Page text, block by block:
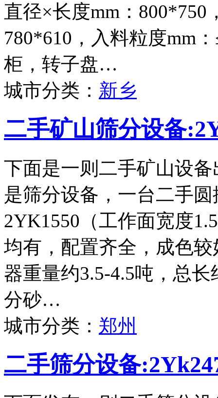
直径×长度mm：
780*610，入料粒度mm
柜，转子盘…
城市分类： 新乡
二手矿山筛分设备
下面是一则二手矿山设
是筛分设备，一台二手
2YK1550（工作面宽度
均有，配置齐全，成色
器重量约3.5-4.5吨，总
分砂…
城市分类： 郑州
二手筛分设备